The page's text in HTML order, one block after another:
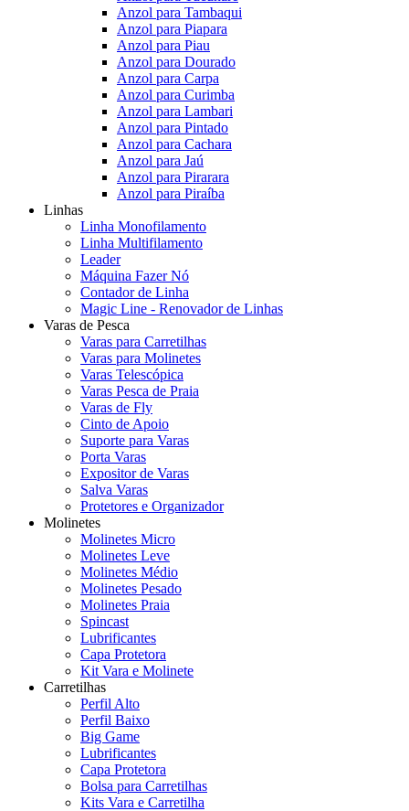
Anzol para Tambaqui
Anzol para Piapara
Anzol para Piau
Anzol para Dourado
Anzol para Carpa
Anzol para Curimba
Anzol para Lambari
Anzol para Pintado
Anzol para Cachara
Anzol para Jaú
Anzol para Pirarara
Anzol para Piraíba
Linhas
Linha Monofilamento
Linha Multifilamento
Leader
Máquina Fazer Nó
Contador de Linha
Magic Line - Renovador de Linhas
Varas de Pesca
Varas para Carretilhas
Varas para Molinetes
Varas Telescópica
Varas Pesca de Praia
Varas de Fly
Cinto de Apoio
Suporte para Varas
Porta Varas
Expositor de Varas
Salva Varas
Protetores e Organizador
Molinetes
Molinetes Micro
Molinetes Leve
Molinetes Médio
Molinetes Pesado
Molinetes Praia
Spincast
Lubrificantes
Capa Protetora
Kit Vara e Molinete
Carretilhas
Perfil Alto
Perfil Baixo
Big Game
Lubrificantes
Capa Protetora
Bolsa para Carretilhas
Kits Vara e Carretilha